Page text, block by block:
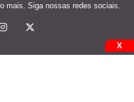
mais. Siga nossas redes sociais.
X